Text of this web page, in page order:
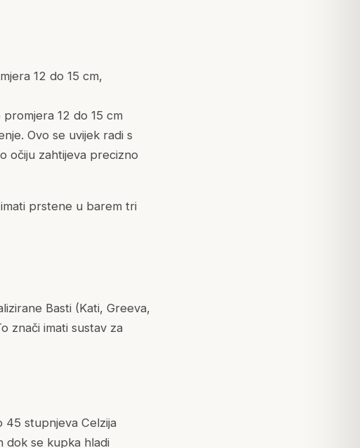
12 do 15 cm,
12 do 15 cm
Ovo se uvijek radi s
očiju zahtijeva precizno
prstene u barem tri
Basti (Kati, Greeva,
znači imati sustav za
45 stupnjeva Celzija
dok se kupka hladi